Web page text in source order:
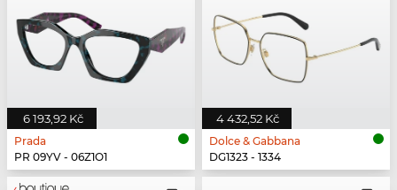
6 193,92 Kč
Prada
PR 09YV - 06Z1O1
4 432,52 Kč
Dolce & Gabbana
DG1323 - 1334